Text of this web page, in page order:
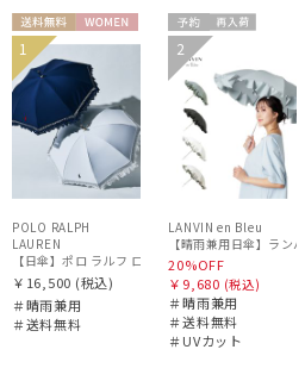
送料無
料
WOME
N
1
POLO RALPH
LAUREN
￥16,500 (税込)
＃晴雨兼用
＃送料無料
予約 再入
荷
セー
ル
料
WOME
2
LANVIN en Bleu
20%OFF
￥9,680 (税込)
＃晴雨兼用
＃送料無料
＃UVカット